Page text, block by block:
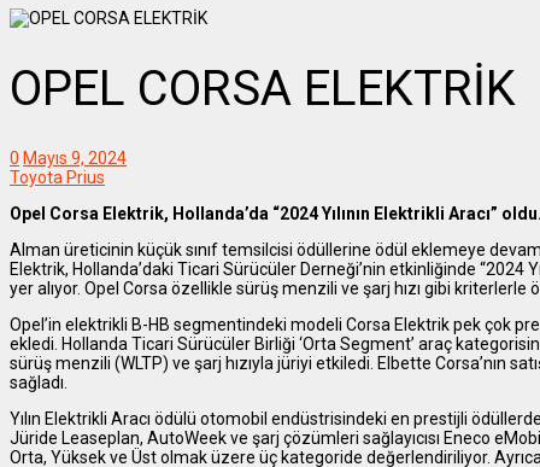
OPEL CORSA ELEKTRİK
0 Mayıs 9, 2024
Toyota Prius
Opel Corsa Elektrik, Hollanda’da “2024 Yılının Elektrikli Aracı”
Alman üreticinin küçük sınıf temsilcisi ödüllerine ödül eklemeye
Elektrik, Hollanda’daki Ticari Sürücüler Derneği’nin etkinliğinde “2024
yer alıyor. Opel Corsa özellikle sürüş menzili ve şarj hızı gibi kriterlerle
Opel’in elektrikli B-HB segmentindeki modeli Corsa Elektrik pek çok
ekledi. Hollanda Ticari Sürücüler Birliği ‘Orta Segment’ araç
sürüş menzili (WLTP) ve şarj hızıyla jüriyi etkiledi. Elbette Corsa’nın
sağladı.
Yılın Elektrikli Aracı ödülü otomobil endüstrisindeki en prestijli
Jüride Leaseplan, AutoWeek ve şarj çözümleri sağlayıcısı Eneco
Orta, Yüksek ve Üst olmak üzere üç kategoride değerlendiriliyor. Ayrıca